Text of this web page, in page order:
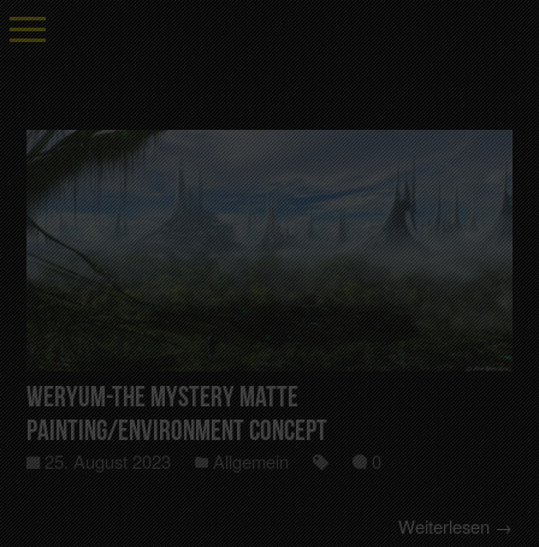
WERYUM-The Mystery Matte
Painting/Environment Concept
25. August 2023 Allgemein 0
Weiterlesen →